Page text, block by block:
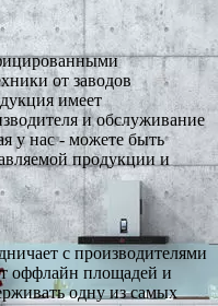
от заводов
имеет
и обслуживание
у нас - можете быть
продукции и
с производителями
оффлайн площадей и
одну из самых